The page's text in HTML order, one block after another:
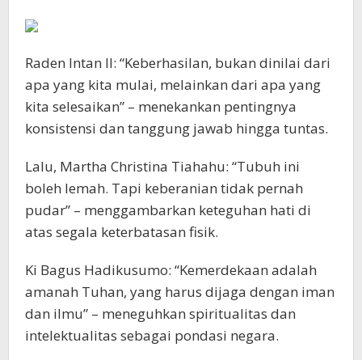
Raden Intan II: “Keberhasilan, bukan dinilai dari
apa yang kita mulai, melainkan dari apa yang
kita selesaikan” – menekankan pentingnya
konsistensi dan tanggung jawab hingga tuntas.
Lalu, Martha Christina Tiahahu: “Tubuh ini
boleh lemah. Tapi keberanian tidak pernah
pudar” – menggambarkan keteguhan hati di
atas segala keterbatasan fisik.
Ki Bagus Hadikusumo: “Kemerdekaan adalah
amanah Tuhan, yang harus dijaga dengan iman
dan ilmu” – meneguhkan spiritualitas dan
intelektualitas sebagai pondasi negara.